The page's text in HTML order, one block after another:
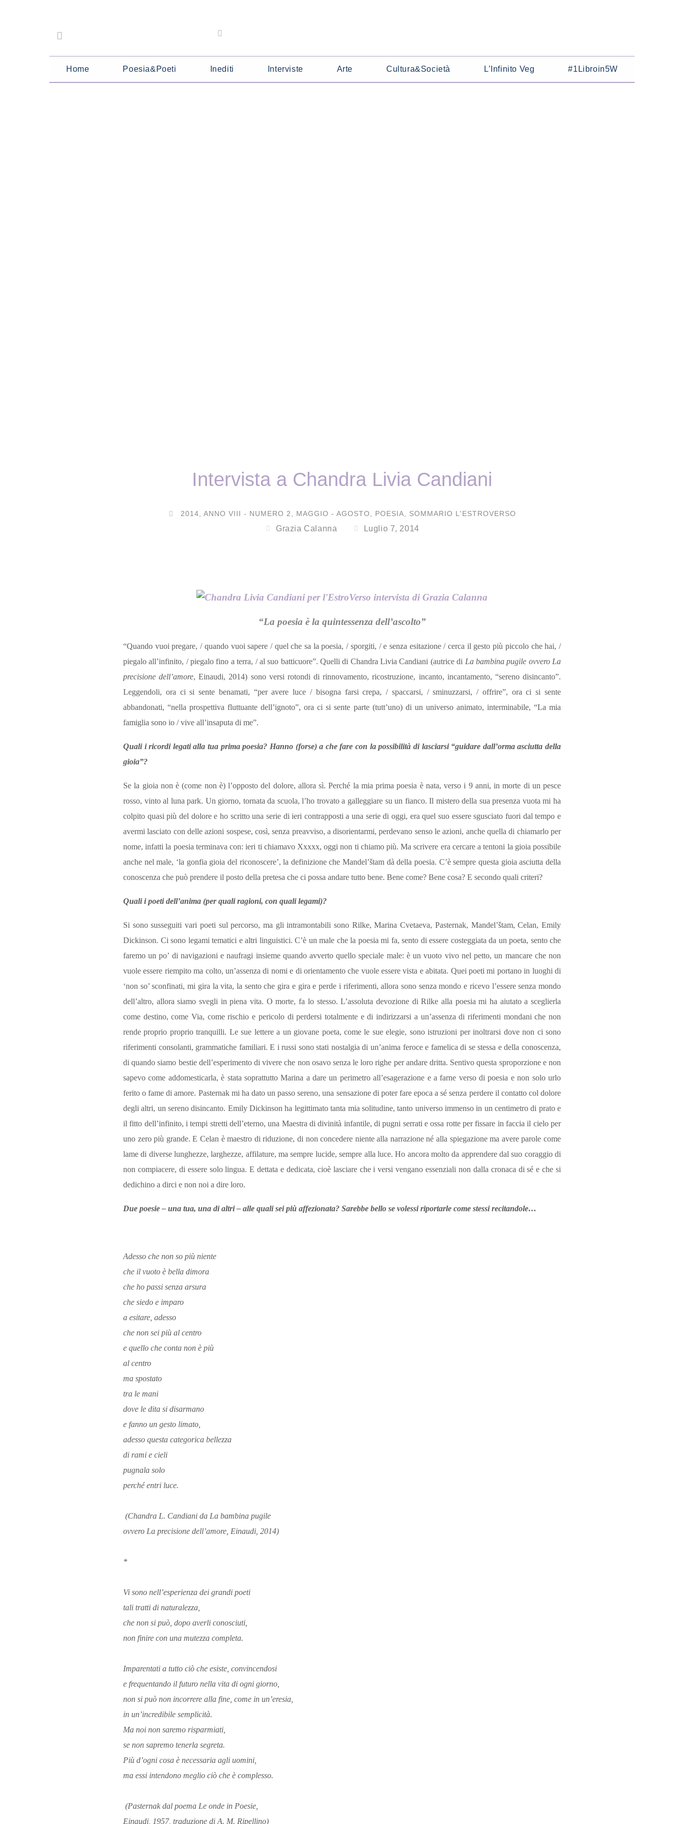
Home Poesia&Poeti Inediti Interviste Arte Cultura&Società L’Infinito Veg #1Libroin5W
Intervista a Chandra Livia Candiani
2014, ANNO VIII - NUMERO 2, MAGGIO - AGOSTO, POESIA, SOMMARIO L'ESTROVERSO
Grazia Calanna Luglio 7, 2014
“La poesia è la quintessenza dell’ascolto”
“Quando vuoi pregare, / quando vuoi sapere / quel che sa la poesia, / sporgiti, / e senza esitazione / cerca il gesto più piccolo che hai, /
piegalo all’infinito, / piegalo fino a terra, / al suo batticuore”. Quelli di Chandra Livia Candiani (autrice di La bambina pugile ovvero La
precisione dell’amore, Einaudi, 2014) sono versi rotondi di rinnovamento, ricostruzione, incanto, incantamento, “sereno disincanto”.
Leggendoli, ora ci si sente benamati, “per avere luce / bisogna farsi crepa, / spaccarsi, / sminuzzarsi, / offrire”, ora ci si sente
abbandonati, “nella prospettiva fluttuante dell’ignoto”, ora ci si sente parte (tutt’uno) di un universo animato, interminabile, “La mia
famiglia sono io / vive all’insaputa di me”.
Quali i ricordi legati alla tua prima poesia? Hanno (forse) a che fare con la possibilità di lasciarsi “guidare dall’orma asciutta della
gioia”?
Se la gioia non è (come non è) l’opposto del dolore, allora sì. Perché la mia prima poesia è nata, verso i 9 anni, in morte di un pesce
rosso, vinto al luna park. Un giorno, tornata da scuola, l’ho trovato a galleggiare su un fianco. Il mistero della sua presenza vuota mi ha
colpito quasi più del dolore e ho scritto una serie di ieri contrapposti a una serie di oggi, era quel suo essere sgusciato fuori dal tempo e
avermi lasciato con delle azioni sospese, così, senza preavviso, a disorientarmi, perdevano senso le azioni, anche quella di chiamarlo per
nome, infatti la poesia terminava con: ieri ti chiamavo Xxxxx, oggi non ti chiamo più. Ma scrivere era cercare a tentoni la gioia possibile
anche nel male, ‘la gonfia gioia del riconoscere’, la definizione che Mandel’štam dà della poesia. C’è sempre questa gioia asciutta della
conoscenza che può prendere il posto della pretesa che ci possa andare tutto bene. Bene come? Bene cosa? E secondo quali criteri?
Quali i poeti dell’anima (per quali ragioni, con quali legami)?
Si sono susseguiti vari poeti sul percorso, ma gli intramontabili sono Rilke, Marina Cvetaeva, Pasternak, Mandel’štam, Celan, Emily
Dickinson. Ci sono legami tematici e altri linguistici. C’è un male che la poesia mi fa, sento di essere costeggiata da un poeta, sento che
faremo un po’ di navigazioni e naufragi insieme quando avverto quello speciale male: è un vuoto vivo nel petto, un mancare che non
vuole essere riempito ma colto, un’assenza di nomi e di orientamento che vuole essere vista e abitata. Quei poeti mi portano in luoghi di
‘non so’ sconfinati, mi gira la vita, la sento che gira e gira e perde i riferimenti, allora sono senza mondo e ricevo l’essere senza mondo
dell’altro, allora siamo svegli in piena vita. O morte, fa lo stesso. L’assoluta devozione di Rilke alla poesia mi ha aiutato a sceglierla
come destino, come Via, come rischio e pericolo di perdersi totalmente e di indirizzarsi a un’assenza di riferimenti mondani che non
rende proprio proprio tranquilli. Le sue lettere a un giovane poeta, come le sue elegie, sono istruzioni per inoltrarsi dove non ci sono
riferimenti consolanti, grammatiche familiari. E i russi sono stati nostalgia di un’anima feroce e famelica di se stessa e della conoscenza,
di quando siamo bestie dell’esperimento di vivere che non osavo senza le loro righe per andare dritta. Sentivo questa sproporzione e non
sapevo come addomesticarla, è stata soprattutto Marina a dare un perimetro all’esagerazione e a farne verso di poesia e non solo urlo
ferito o fame di amore. Pasternak mi ha dato un passo sereno, una sensazione di poter fare epoca a sé senza perdere il contatto col dolore
degli altri, un sereno disincanto. Emily Dickinson ha legittimato tanta mia solitudine, tanto universo immenso in un centimetro di prato e
il fitto dell’infinito, i tempi stretti dell’eterno, una Maestra di divinità infantile, di pugni serrati e ossa rotte per fissare in faccia il cielo per
uno zero più grande. E Celan è maestro di riduzione, di non concedere niente alla narrazione né alla spiegazione ma avere parole come
lame di diverse lunghezze, larghezze, affilature, ma sempre lucide, sempre alla luce. Ho ancora molto da apprendere dal suo coraggio di
non compiacere, di essere solo lingua. E dettata e dedicata, cioè lasciare che i versi vengano essenziali non dalla cronaca di sé e che si
dedichino a dirci e non noi a dire loro.
Due poesie – una tua, una di altri – alle quali sei più affezionata? Sarebbe bello se volessi riportarle come stessi recitandole…
Adesso che non so più niente
che il vuoto è bella dimora
che ho passi senza arsura
che siedo e imparo
a esitare, adesso
che non sei più al centro
e quello che conta non è più
al centro
ma spostato
tra le mani
dove le dita si disarmano
e fanno un gesto limato,
adesso questa categorica bellezza
di rami e cieli
pugnala solo
perché entri luce.
(Chandra L. Candiani da La bambina pugile
ovvero La precisione dell’amore, Einaudi, 2014)
*
Vi sono nell’esperienza dei grandi poeti
tali tratti di naturalezza,
che non si può, dopo averli conosciuti,
non finire con una mutezza completa.
Imparentati a tutto ciò che esiste, convincendosi
e frequentando il futuro nella vita di ogni giorno,
non si può non incorrere alla fine, come in un’eresia,
in un’incredibile semplicità.
Ma noi non saremo risparmiati,
se non sapremo tenerla segreta.
Più d’ogni cosa è necessaria agli uomini,
ma essi intendono meglio ciò che è complesso.
(Pasternak dal poema Le onde in Poesie,
Einaudi, 1957, traduzione di A. M. Ripellino)